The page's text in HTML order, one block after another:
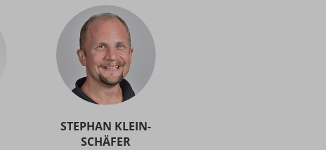
STEPHAN KLEIN-
SCHÄFER